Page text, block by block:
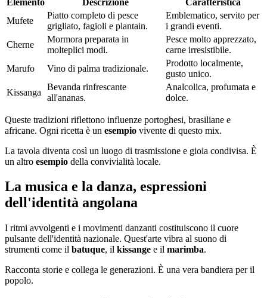
Mufete
Piatto completo di pesce
grigliato, fagioli e plantain.
Emblematico, servito per
i grandi eventi.
Cherne
Mormora preparata in
molteplici modi.
Pesce molto apprezzato,
carne irresistibile.
Marufo
Vino di palma tradizionale.
Prodotto localmente,
gusto unico.
Kissanga
Bevanda rinfrescante
all'ananas.
Analcolica, profumata e
dolce.
Queste tradizioni riflettono influenze portoghesi, brasiliane e
africane. Ogni ricetta è un esempio vivente di questo mix.
La tavola diventa così un luogo di trasmissione e gioia condivisa. È
un altro esempio della convivialità locale.
La musica e la danza, espressioni
dell'identità angolana
I ritmi avvolgenti e i movimenti danzanti costituiscono il cuore
pulsante dell'identità nazionale. Quest'arte vibra al suono di
strumenti come il batuque, il kissange e il marimba.
Racconta storie e collega le generazioni. È una vera bandiera per il
popolo.